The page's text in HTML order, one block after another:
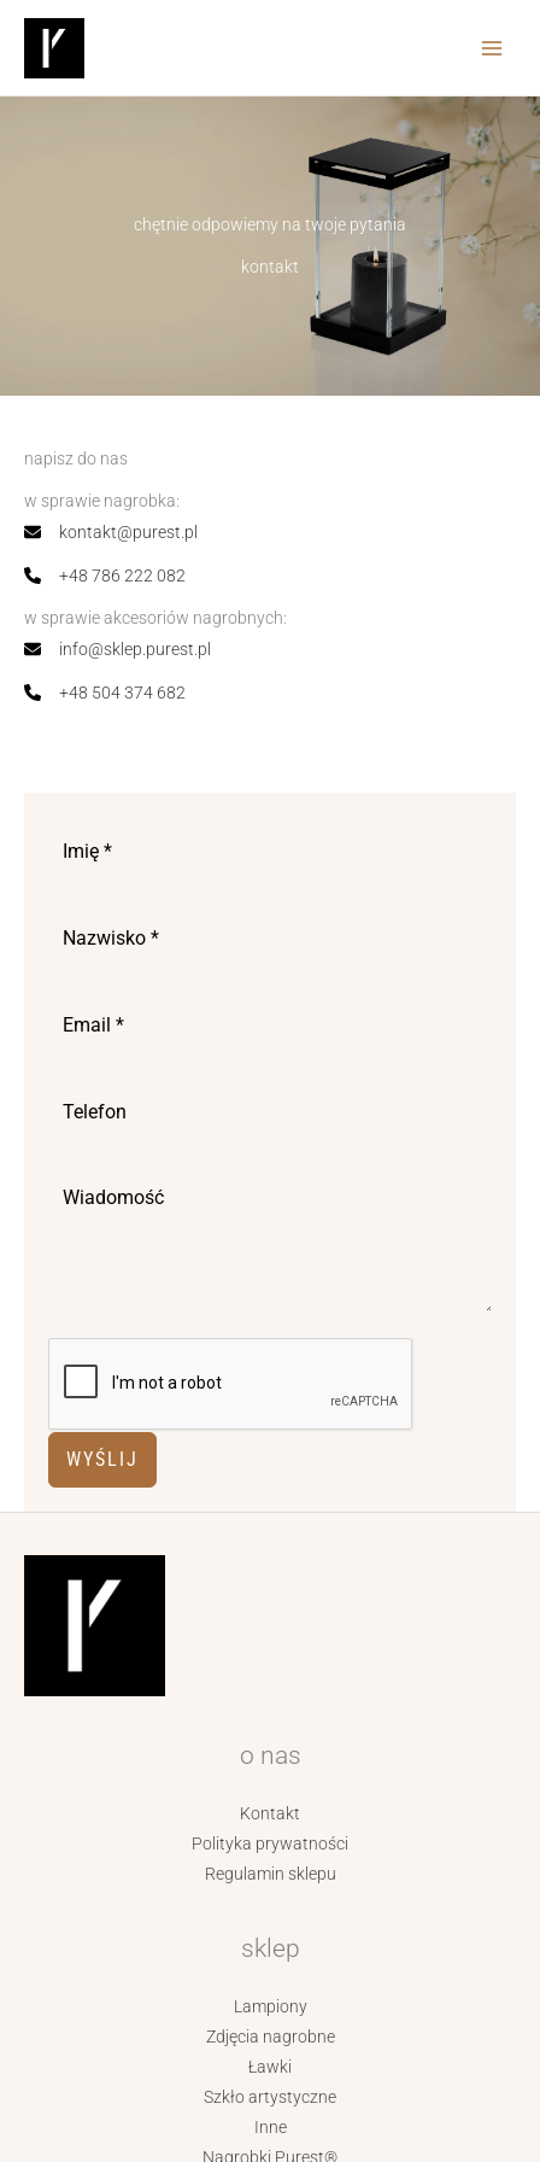
chętnie odpowiemy na twoje pytania
kontakt
napisz do nas
w sprawie nagrobka:
kontakt@purest.pl
+48 786 222 082
w sprawie akcesoriów nagrobnych:
info@sklep.purest.pl
+48 504 374 682
WYŚLIJ
o nas
Kontakt
Polityka prywatności
Regulamin sklepu
sklep
Lampiony
Zdjęcia nagrobne
Ławki
Szkło artystyczne
Inne
Nagrobki Purest®